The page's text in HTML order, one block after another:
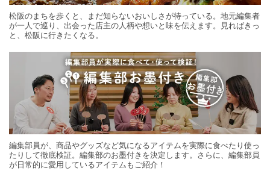
松阪のまちを歩くと、まだ知らないおいしさが待っている。地元編集者
が一人で巡り、出会った店主の人柄や想いと味を伝えます。見ればきっ
と、松阪に行きたくなる。
編集部員が、商品やグッズなど気になるアイテムを実際に食べたり使っ
たりして徹底検証。編集部のお墨付きを決定します。さらに、編集部員
が日常的に愛用しているアイテムもご紹介！